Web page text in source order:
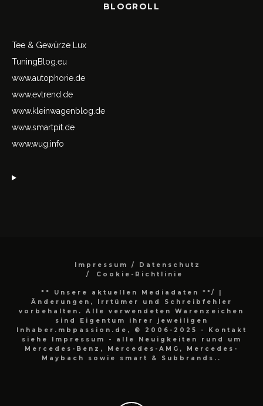
BLOGROLL
Tee & Gewürze Lux
TuningBlog.eu
www.autophorie.de
www.evtrend.de
www.kleinwagenblog.de
www.smartpit.de
www.wug.info
Impressum / Datenschutz
Cookie-Richtlinie
** Unsere aktuellen Mediadaten **/
|
Änderungen, Irrtümer und Schreibfehler
vorbehalten. Alle verwendeten Warenzeichen
sind Eigentum ihrer jeweiligen
Inhaber.mbpassion.de, © 2006-2025 - Kontakt
siehe Impressum - alle Neuigkeiten rund um
Mercedes-Benz, Mercedes-AMG, Mercedes-
Maybach sowie smart & Subbrands..